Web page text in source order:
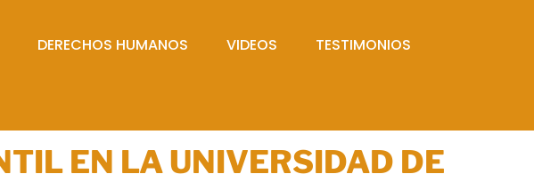
DERECHOS HUMANOS VIDEOS
TESTIMONIOS
EN LA UNIVERSIDAD DE